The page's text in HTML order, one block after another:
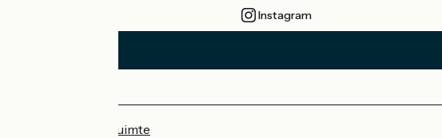
Instagram
Professionele ruimte